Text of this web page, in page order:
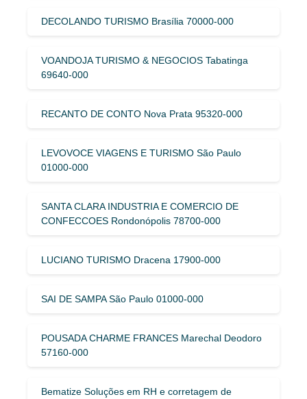
DECOLANDO TURISMO Brasília 70000-000
VOANDOJA TURISMO & NEGOCIOS Tabatinga
69640-000
RECANTO DE CONTO Nova Prata 95320-000
LEVOVOCE VIAGENS E TURISMO São Paulo
01000-000
SANTA CLARA INDUSTRIA E COMERCIO DE
CONFECCOES Rondonópolis 78700-000
LUCIANO TURISMO Dracena 17900-000
SAI DE SAMPA São Paulo 01000-000
POUSADA CHARME FRANCES Marechal Deodoro
57160-000
Bematize Soluções em RH e corretagem de